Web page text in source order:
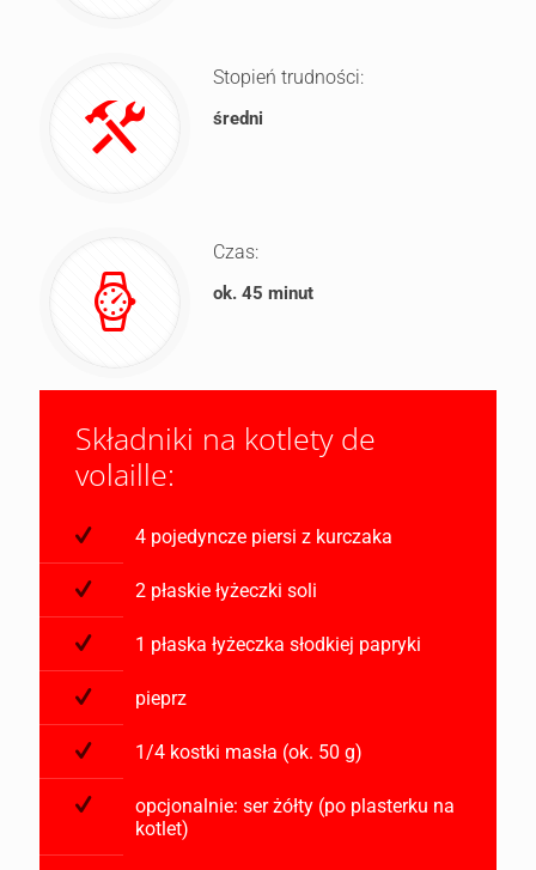
Stopień trudności:
średni
Czas:
ok. 45 minut
Składniki na kotlety de
volaille:
4 pojedyncze piersi z kurczaka
2 płaskie łyżeczki soli
1 płaska łyżeczka słodkiej papryki
pieprz
1/4 kostki masła (ok. 50 g)
opcjonalnie: ser żółty (po plasterku na
kotlet)